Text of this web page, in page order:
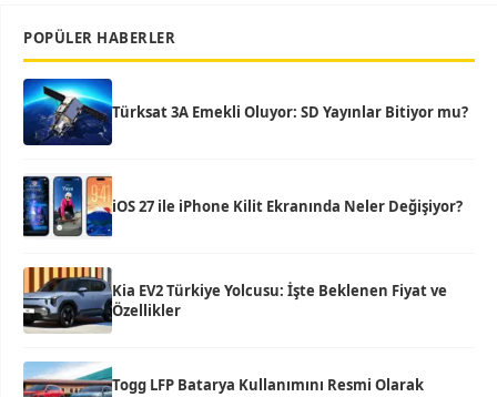
POPÜLER HABERLER
Türksat 3A Emekli Oluyor: SD Yayınlar Bitiyor mu?
iOS 27 ile iPhone Kilit Ekranında Neler Değişiyor?
Kia EV2 Türkiye Yolcusu: İşte Beklenen Fiyat ve
Özellikler
Togg LFP Batarya Kullanımını Resmi Olarak